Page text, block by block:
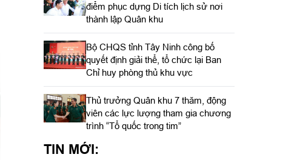
điểm phục dựng Di tích lịch sử nơi
thành lập Quân khu
Bộ CHQS tỉnh Tây Ninh công bố
quyết định giải thể, tổ chức lại Ban
Chỉ huy phòng thủ khu vực
Thủ trưởng Quân khu 7 thăm, động
viên các lực lượng tham gia chương
trình “Tổ quốc trong tim”
TIN MỚI: